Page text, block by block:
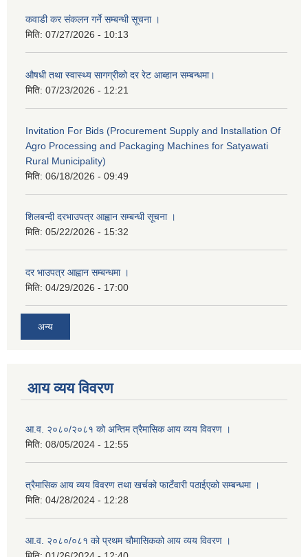
कवाडी कर संकलन गर्ने सम्बन्धी सूचना ।
मिति: 07/27/2026 - 10:13
औषधी तथा स्वास्थ्य सागग्रीको दर रेट आब्हान सम्बन्धमा।
मिति: 07/23/2026 - 12:21
Invitation For Bids (Procurement Supply and Installation Of
Agro Processing and Packaging Machines for Satyawati
Rural Municipality)
मिति: 06/18/2026 - 09:49
शिलबन्दी दरभाउपत्र आह्वान सम्बन्धी सूचना ।
मिति: 05/22/2026 - 15:32
दर भाउपत्र आह्वान सम्बन्धमा ।
मिति: 04/29/2026 - 17:00
अन्य
आय व्यय विवरण
आ.व. २०८०/२०८१ को अन्तिम त्रैमासिक आय व्यय विवरण ।
मिति: 08/05/2024 - 12:55
त्रैमासिक आय व्यय विवरण तथा खर्चको फाटँवारी पठाईएको सम्बन्धमा ।
मिति: 04/28/2024 - 12:28
आ.व. २०८०/०८१ को प्रथम चौमासिकको आय व्यय विवरण ।